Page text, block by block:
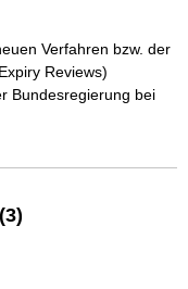
Verfahren bzw. der
Reviews)
Bundesregierung bei